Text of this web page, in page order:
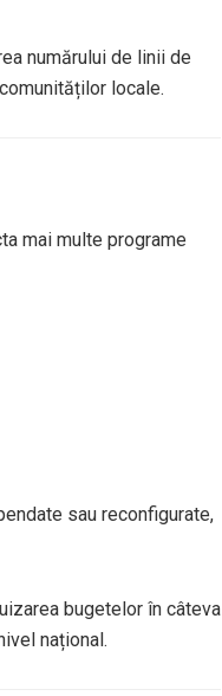
numărului de linii de
locale.
mai multe programe
sau reconfigurate,
bugetelor în câteva
național.